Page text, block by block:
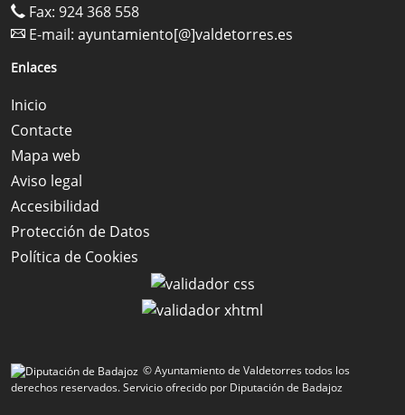
Fax: 924 368 558
E-mail: ayuntamiento[@]valdetorres.es
Enlaces
Inicio
Contacte
Mapa web
Aviso legal
Accesibilidad
Protección de Datos
Política de Cookies
© Ayuntamiento de Valdetorres todos los
derechos reservados.Servicio ofrecido por Diputación de Badajoz